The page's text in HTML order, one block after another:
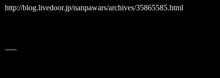
http://blog.livedoor.jp/nanpawars/archives/35865585.html
—–